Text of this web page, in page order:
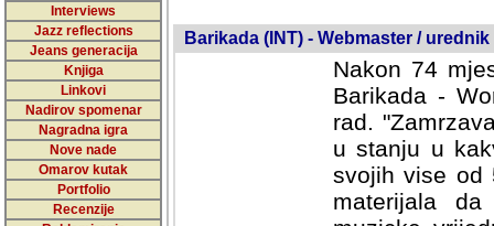
Interviews
Jazz reflections
Jeans generacija
Knjiga
Linkovi
Nadirov spomenar
Nagradna igra
Nove nade
Omarov kutak
Portfolio
Recenzije
Barikada (INT) - Webmaster / urednik
Nakon 74
Barikada -
rad.
u stanju u
svojih vise od
materijala